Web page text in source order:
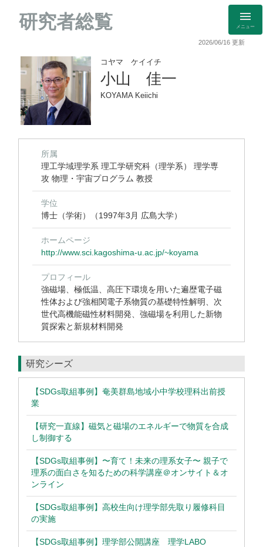
研究者総覧 メニュー
2026/06/16 更新
コヤマ ケイイチ
小山 佳一
KOYAMA Keiichi
所属
理工学域理学系 理工学研究科（理学系） 理学専
攻 物理・宇宙プログラム 教授
学位
博士（学術）（1997年3月 広島大学）
ホームページ
http://www.sci.kagoshima-u.ac.jp/~koyama
プロフィール
強磁場、極低温、高圧下環境を用いた遍歴電子磁
性体および強相関電子系物質の基礎特性解明、次
世代高機能磁性材料開発、強磁場を利用した新物
質探索と新規材料開発
研究シーズ
【SDGs取組事例】奄美群島地域小中学校理科出前授
業
【研究一直線】磁気と磁場のエネルギーで物質を合成
し制御する
【SDGs取組事例】〜育て！未来の理系女子〜 親子で
理系の面白さを知るための科学講座＠オンサイト＆オ
ンライン
【SDGs取組事例】高校生向け理学部先取り履修科目
の実施
【SDGs取組事例】理学部公開講座 理学LABO